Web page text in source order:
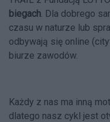
biegach . Dla dobrego
czasu w naturze lub
odbywają się online (
biurze zawodów.
Każdy z nas ma inną
dlatego nasz cykl jest